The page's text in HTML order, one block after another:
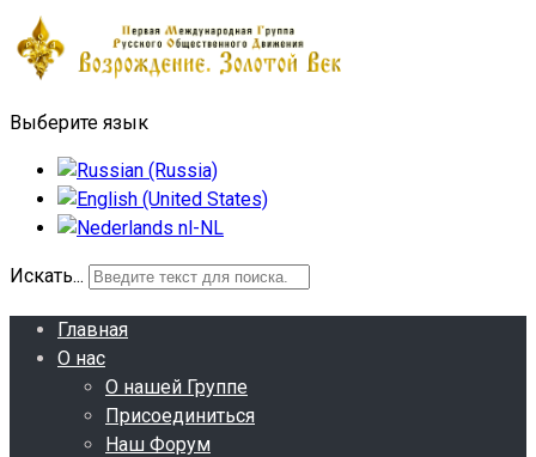
Выберите язык
Искать...
Главная
О нас
О нашей Группе
Присоединиться
Наш Форум